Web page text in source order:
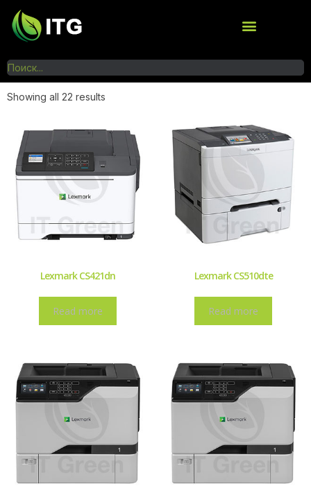
Showing all 22 results
Lexmark CS421dn
Read more
Lexmark CS510dte
Read more